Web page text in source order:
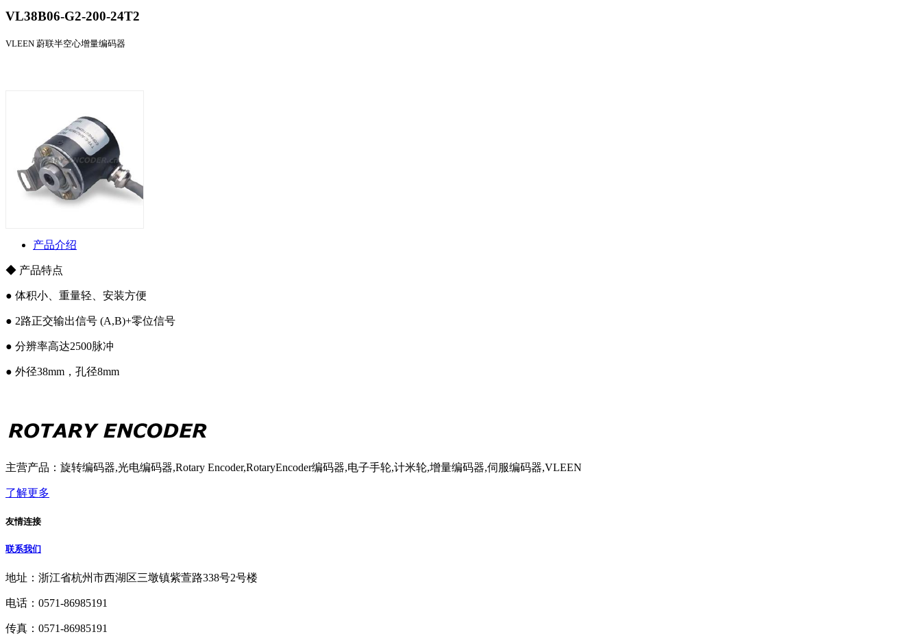
VL38B06-G2-200-24T2
VLEEN 蔚联半空心增量编码器
产品介绍
◆ 产品特点
● 体积小、重量轻、安装方便
● 2路正交输出信号 (A,B)+零位信号
● 分辨率高达2500脉冲
● 外径38mm，孔径8mm
主营产品：旋转编码器,光电编码器,Rotary Encoder,RotaryEncoder编码器,电子手轮,计米轮,增量编码器,伺服编码器,VLEEN
了解更多
友情连接
联系我们
地址：浙江省杭州市西湖区三墩镇紫萱路338号2号楼
电话：0571-86985191
传真：0571-86985191